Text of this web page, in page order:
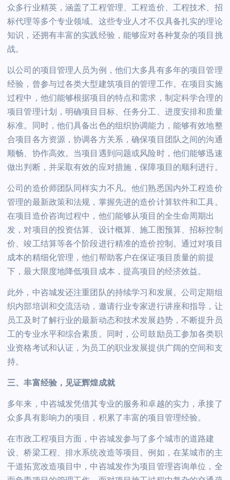
众多行业精英，涵盖了工程管理、工程造价、工程技术、招
标代理等多个专业领域。这些专业人才不仅具备扎实的理论
知识，还拥有丰富的实践经验，能够应对各种复杂的项目挑
战。
以公司的项目管理人员为例，他们大多具有多年的项目管理
经验，曾参与过各类大型建筑项目的管理工作。在项目实施
过程中，他们能够根据项目的特点和需求，制定科学合理的
项目管理计划，明确项目目标、任务分工、进度安排和质量
标准。同时，他们具备出色的组织协调能力，能够有效地整
合项目各方资源，协调各方关系，确保项目团队之间的沟通
顺畅、协作高效。当项目遇到问题或风险时，他们能够迅速
做出判断，并采取有效的应对措施，保障项目的顺利进行。
公司的造价师团队同样实力不凡。他们熟悉国内外工程造价
管理的最新政策和法规，掌握先进的造价计算软件和工具。
在项目造价咨询过程中，他们能够从项目的全生命周期出
发，对项目的投资估算、设计概算、施工图预算、招标控制
价、竣工结算等各个阶段进行精准的造价控制。通过对项目
成本的精细化管理，他们帮助客户在保证项目质量的前提
下，最大限度地降低项目成本，提高项目的经济效益。
此外，中咨城发还注重团队的持续学习 和发展。公司定期组
织内部培训和交流活动，邀请行业专家进行讲座和指导，让
员工及时了解行业的最新动态和技术发展趋势，不断提升员
工的专业水平和综合素质。同时，公司鼓励员工参加各类职
业资格考试和认证，为员工的职业发展提供广阔的空间和支
持。
三、丰富经验，见证辉煌成就
多年来，中咨城发凭借其专业的服务和卓越的实力，承接了
众多具有影响力的项目，积累了丰富的项目管理经验。
在市政工程项目方面，中咨城发参与了多个城市的道路建
设、桥梁工程、排水系统改造等项目。例如，在某城市的主
干道拓宽改造项目中，中咨城发作为项目管理咨询单位，全